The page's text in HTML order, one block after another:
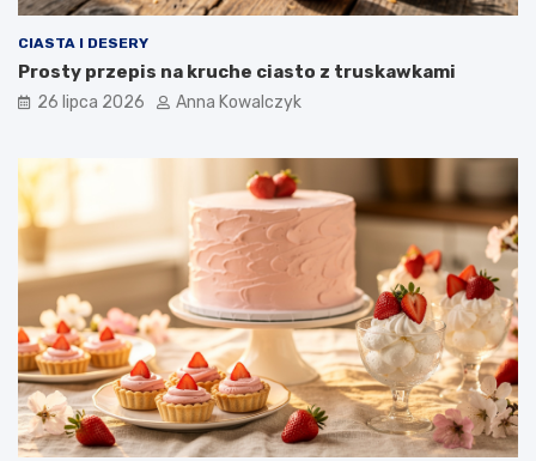
CIASTA I DESERY
Prosty przepis na kruche ciasto z truskawkami
26 lipca 2026 Anna Kowalczyk